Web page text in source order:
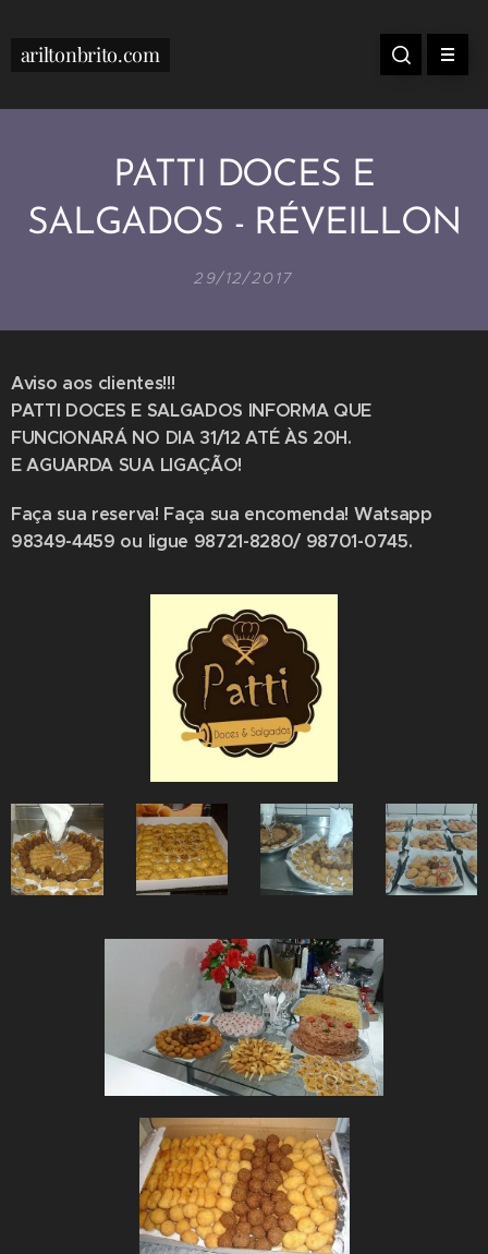
ariltonbrito.com
PATTI DOCES E
SALGADOS - RÉVEILLON
29/12/2017
Aviso aos clientes!!!
PATTI DOCES E SALGADOS INFORMA QUE
FUNCIONARÁ NO DIA 31/12 ATÉ ÀS 20H.
E AGUARDA SUA LIGAÇÃO!
Faça sua reserva! Faça sua encomenda! Watsapp
98349-4459 ou ligue 98721-8280/ 98701-0745.